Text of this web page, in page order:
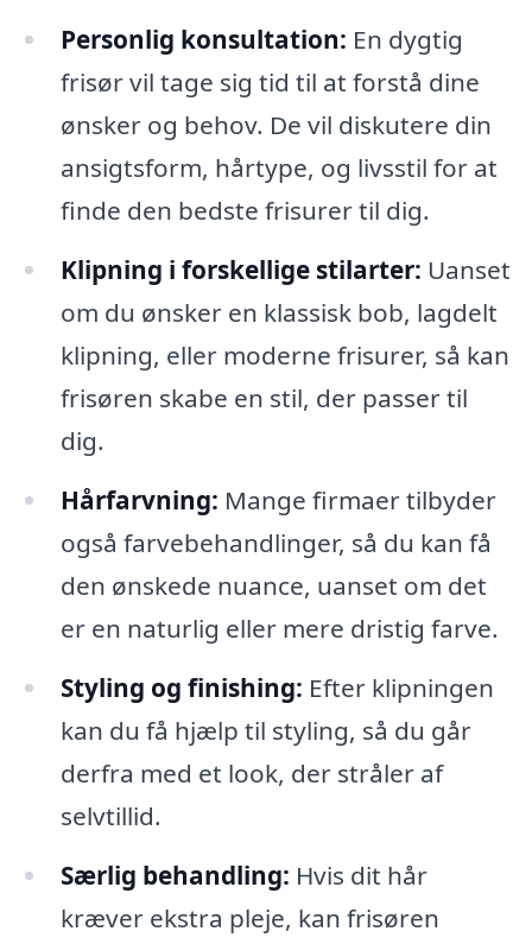
Personlig konsultation: En dygtig
frisør vil tage sig tid til at forstå dine
ønsker og behov. De vil diskutere din
ansigtsform, hårtype, og livsstil for at
finde den bedste frisurer til dig.
Klipning i forskellige stilarter: Uanset
om du ønsker en klassisk bob, lagdelt
klipning, eller moderne frisurer, så kan
frisøren skabe en stil, der passer til
dig.
Hårfarvning: Mange firmaer tilbyder
også farvebehandlinger, så du kan få
den ønskede nuance, uanset om det
er en naturlig eller mere dristig farve.
Styling og finishing: Efter klipningen
kan du få hjælp til styling, så du går
derfra med et look, der stråler af
selvtillid.
Særlig behandling: Hvis dit hår
kræver ekstra pleje, kan frisøren